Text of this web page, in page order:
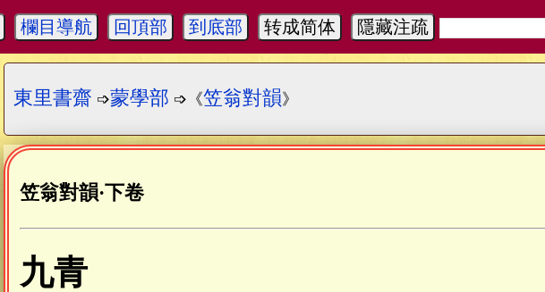
欄目導航 回頂部 到底部 转成简体 隱藏注疏
東里書齋 ➩蒙學部 ➩《笠翁對韻》
笠翁對韻·下卷
九青